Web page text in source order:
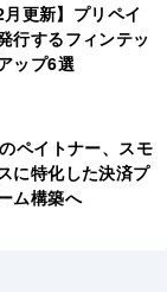
月更新】プリペイ
行するフィンテッ
ップ6選
ペイトナー、スモ
に特化した決済プ
ム構築へ